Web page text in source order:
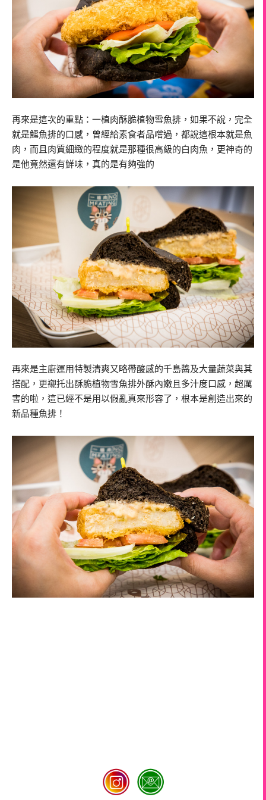
再來是這次的重點：一植肉酥脆植物雪魚排，如果不說，完全
就是鱈魚排的口感，曾經給素食者品嚐過，都說這根本就是魚
肉，而且肉質細緻的程度就是那種很高級的白肉魚，更神奇的
是他竟然還有鮮味，真的是有夠強的
再來是主廚運用特製清爽又略帶酸感的千島醬及大量蔬菜與其
搭配，更襯托出酥脆植物雪魚排外酥內嫩且多汁度口感，超厲
害的啦，這已經不是用以假亂真來形容了，根本是創造出來的
新品種魚排！